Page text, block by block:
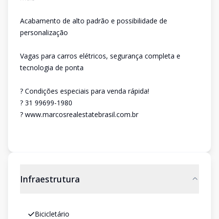
Acabamento de alto padrão e possibilidade de
personalização
Vagas para carros elétricos, segurança completa e
tecnologia de ponta
? Condições especiais para venda rápida!
? 31 99699-1980
? www.marcosrealestatebrasil.com.br
Infraestrutura
Bicicletário